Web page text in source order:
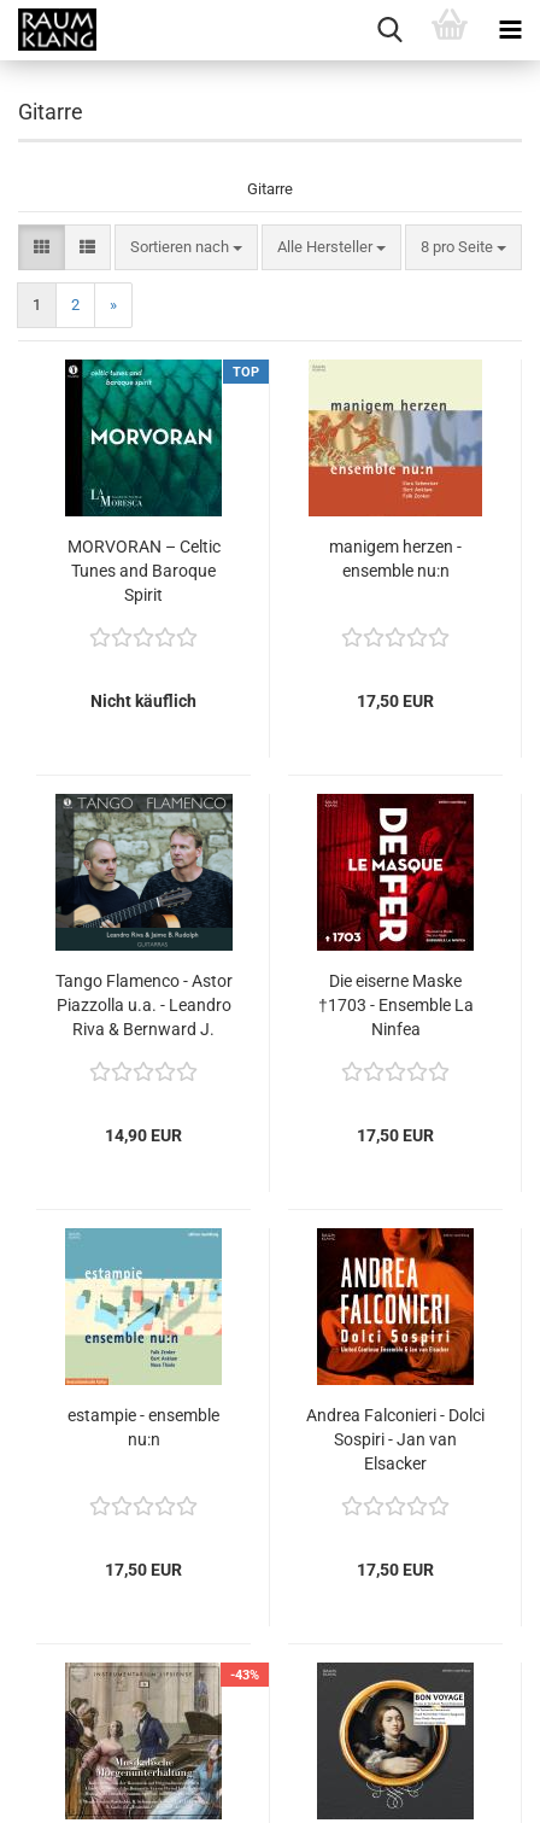
Gitarre
Gitarre
Sortieren nach
Sortieren nach Alle Hersteller 8 pro Seite
pro Seite
1 2 »
TOP
MORVORAN – Celtic
Tunes and Baroque
Spirit
Nicht käuflich
manigem herzen -
ensemble nu:n
17,50 EUR
Tango Flamenco - Astor
Piazzolla u.a. - Leandro
Riva & Bernward J.
14,90 EUR
Die eiserne Maske
†1703 - Ensemble La
Ninfea
17,50 EUR
estampie - ensemble
nu:n
17,50 EUR
Andrea Falconieri - Dolci
Sospiri - Jan van
Elsacker
17,50 EUR
-43%